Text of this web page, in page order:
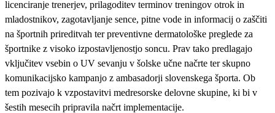
licenciranje trenerjev, prilagoditev terminov treningov otrok in
mladostnikov, zagotavljanje sence, pitne vode in informacij o zaščiti
na športnih prireditvah ter preventivne dermatološke preglede za
športnike z visoko izpostavljenostjo soncu. Prav tako predlagajo
vključitev vsebin o UV sevanju v šolske učne načrte ter skupno
komunikacijsko kampanjo z ambasadorji slovenskega športa. Ob
tem pozivajo k vzpostavitvi medresorske delovne skupine, ki bi v
šestih mesecih pripravila načrt implementacije.